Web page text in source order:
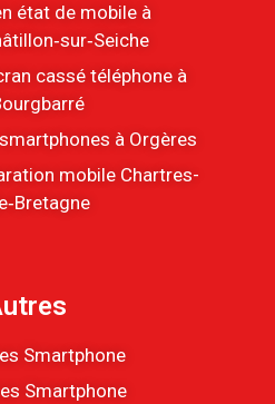
état de mobile à
cassé téléphone à
à Orgères
mobile Chartres-
Smartphone
Smartphone